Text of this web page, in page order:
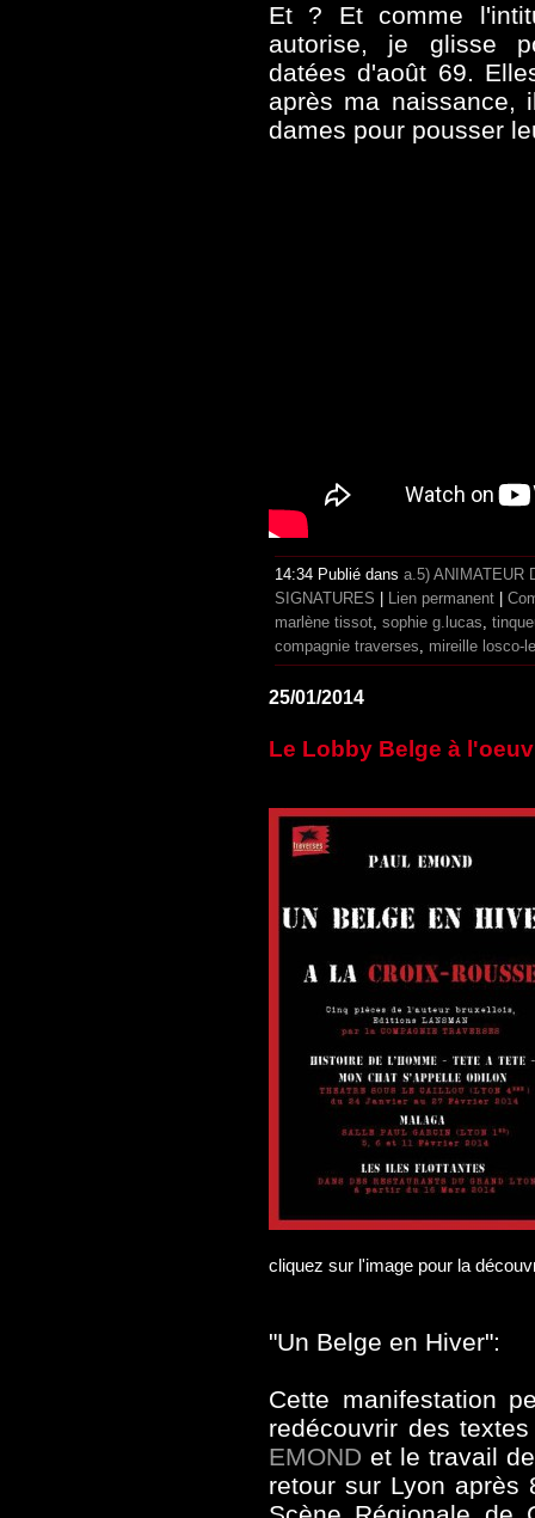
Et ? Et comme
autorise, je glisse
datées d'août 69.
après ma naissance,
dames pour pousser
14:34 Publié dans a.5) ANIMATEUR
SIGNATURES
Lien permanent
marlène tissot, sophie g.lucas,
compagnie traverses, mireille losco-
25/01/2014
Le Lobby Belge à
cliquez sur l'image pour la
"Un Belge en Hiver":
Cette manifestation
redécouvrir des
EMOND et le travail
retour sur Lyon après